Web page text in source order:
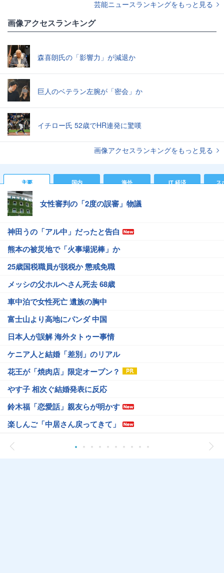
芸能ニュースランキングをもっと見る
画像アクセスランキング
森喜朗氏の「影響力」が減退か
巨人のベテラン左腕が「密会」か
イチロー氏 52歳でHR連発に驚嘆
画像アクセスランキングをもっと見る
主要 国内 海外 IT 経済 ス
女性審判の「2度の誤審」物議
神田うの「アル中」だったと告白
熊本の被災地で「火事場泥棒」か
25歳国税職員が脱税か 懲戒免職
メッシの父ホルヘさん死去 68歳
車中泊で女性死亡 遺族の胸中
富士山より高地にパンダ 中国
日本人が誤解 海外タトゥー事情
ケニア人と結婚「差別」のリアル
花王が「焼肉店」限定オープン？
やす子 相次ぐ結婚発表に反応
鈴木福「恋愛話」親友らが明かす
楽しんご「中居さん戻ってきて」